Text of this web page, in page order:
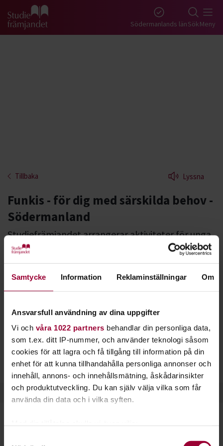
Samtycke Information Reklaminställningar Om
Ansvarsfull användning av dina uppgifter
Vi och våra 1022 partners behandlar din personliga data,
som t.ex. ditt IP-nummer, och använder teknologi såsom
cookies för att lagra och få tillgång till information på din
enhet för att kunna tillhandahålla personliga annonser och
innehåll, annons- och innehållsmätning, åskådarinsikter
och produktutveckling. Du kan själv välja vilka som får
använda din data och i vilka syften.
Gå till studiefrämjandets startsida Södermanlands länSökMeny
Tillbaka Lyssna
Funkis - för dig med särskilda behov -
Södermanland
Studiefrämjandet arrangerar aktiviteter för unga
och vuxna med olika funktionsnedsättningar. Vi
utgår från våra profilområden djur, natur, miljö
och kultur.
särskilda aktiviteter för dig som behöver lite extra stöd, eller
Studiefrämjandets aktiviteter för dig med funktionsvariation
ser lite olika ut runt om i landet, men ofta handlar det om
natur, djur, teater, konst och musik.